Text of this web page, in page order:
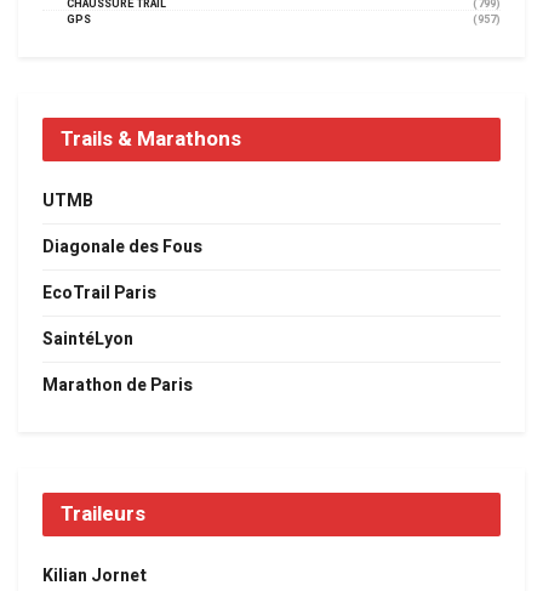
CHAUSSURE TRAIL
(799)
GPS
(957)
Trails & Marathons
UTMB
Diagonale des Fous
EcoTrail Paris
SaintéLyon
Marathon de Paris
Traileurs
Kilian Jornet